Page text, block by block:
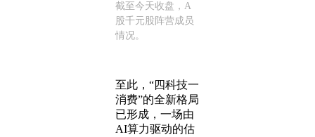
截至今天收盘，A
股千元股阵营成员
情况。
至此，“四科技一
消费”的全新格局
已形成，一场由
AI算力驱动的估